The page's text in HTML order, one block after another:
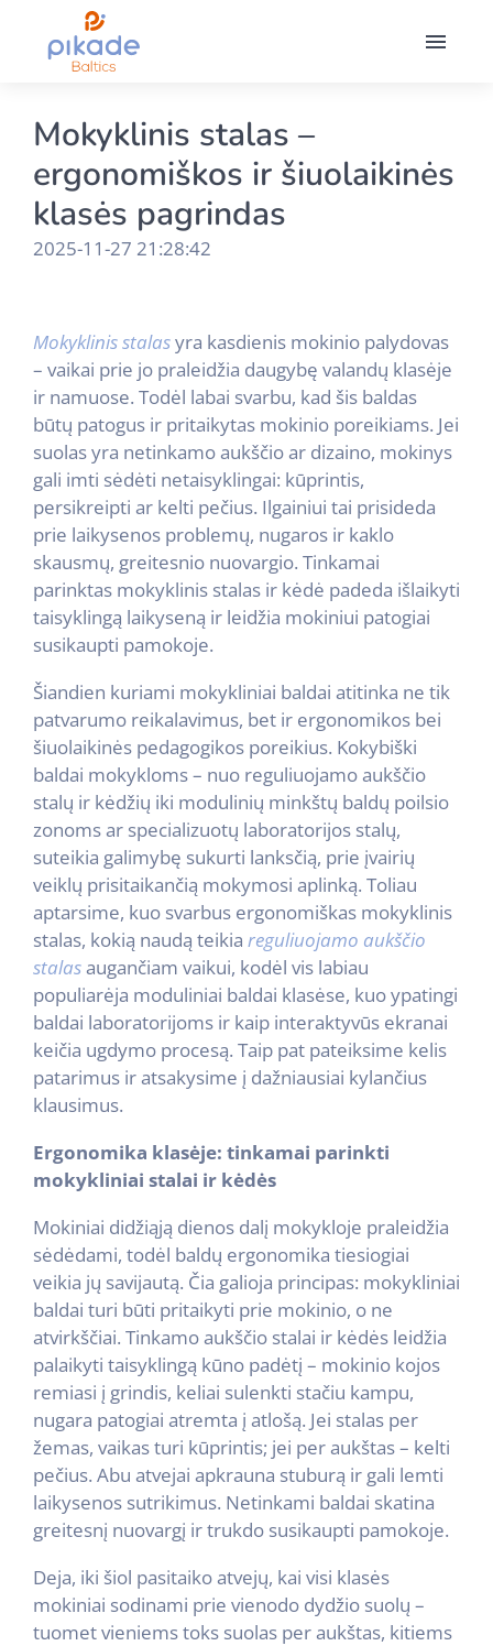
Mokyklinis stalas –
ergonomiškos ir šiuolaikinės
klasės pagrindas
2025-11-27 21:28:42
Mokyklinis stalasyra kasdienis mokinio palydovas
– vaikai prie jo praleidžia daugybę valandų klasėje
ir namuose. Todėl labai svarbu, kad šis baldas
būtų patogus ir pritaikytas mokinio poreikiams. Jei
suolas yra netinkamo aukščio ar dizaino, mokinys
gali imti sėdėti netaisyklingai: kūprintis,
persikreipti ar kelti pečius. Ilgainiui tai prisideda
prie laikysenos problemų, nugaros ir kaklo
skausmų, greitesnio nuovargio. Tinkamai
parinktas mokyklinis stalas ir kėdė padeda išlaikyti
taisyklingą laikyseną ir leidžia mokiniui patogiai
susikaupti pamokoje.
Šiandien kuriami mokykliniai baldai atitinka ne tik
patvarumo reikalavimus, bet ir ergonomikos bei
šiuolaikinės pedagogikos poreikius. Kokybiški
baldai mokykloms – nuo reguliuojamo aukščio
stalų ir kėdžių iki modulinių minkštų baldų poilsio
zonoms ar specializuotų laboratorijos stalų,
suteikia galimybę sukurti lanksčią, prie įvairių
veiklų prisitaikančią mokymosi aplinką. Toliau
aptarsime, kuo svarbus ergonomiškas mokyklinis
stalas, kokią naudą teikia reguliuojamo aukščio
stalasaugančiam vaikui, kodėl vis labiau
populiarėja moduliniai baldai klasėse, kuo ypatingi
baldai laboratorijoms ir kaip interaktyvūs ekranai
keičia ugdymo procesą. Taip pat pateiksime kelis
patarimus ir atsakysime į dažniausiai kylančius
klausimus.
Ergonomika klasėje: tinkamai parinkti
mokykliniai stalai ir kėdės
Mokiniai didžiąją dienos dalį mokykloje praleidžia
sėdėdami, todėl baldų ergonomika tiesiogiai
veikia jų savijautą. Čia galioja principas: mokykliniai
baldai turi būti pritaikyti prie mokinio, o ne
atvirkščiai. Tinkamo aukščio stalai ir kėdės leidžia
palaikyti taisyklingą kūno padėtį – mokinio kojos
remiasi į grindis, keliai sulenkti stačiu kampu,
nugara patogiai atremta į atlošą. Jei stalas per
žemas, vaikas turi kūprintis; jei per aukštas – kelti
pečius. Abu atvejai apkrauna stuburą ir gali lemti
laikysenos sutrikimus. Netinkami baldai skatina
greitesnį nuovargį ir trukdo susikaupti pamokoje.
Deja, iki šiol pasitaiko atvejų, kai visi klasės
mokiniai sodinami prie vienodo dydžio suolų –
tuomet vieniems toks suolas per aukštas, kitiems